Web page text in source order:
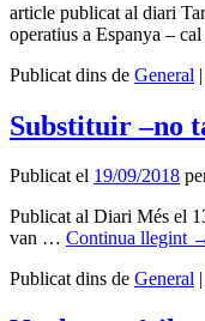
article publicat al diari
operatius a Espanya –
Publicat dins de General |
Substituir –no
Publicat el 19/09/2018
Publicat al Diari Més el
van … Continua llegint
Publicat dins de General |